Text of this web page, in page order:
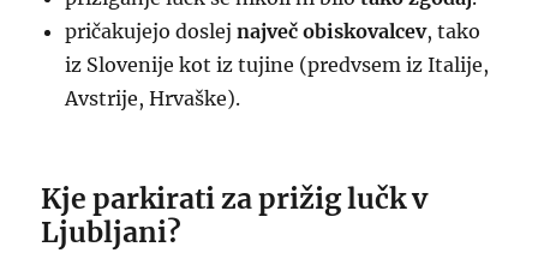
pričakujejo doslejnajveč obiskovalcev, tako
iz Slovenije kot iz tujine (predvsem iz Italije,
Avstrije, Hrvaške).
Kje parkirati za prižig lučk v
Ljubljani?